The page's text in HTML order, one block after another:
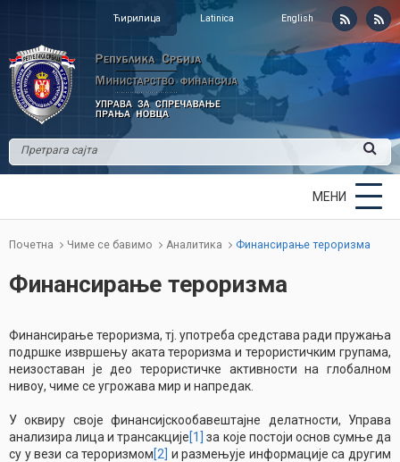
Ћирилица Latinica English
МЕНИ
Почетна Чиме се бавимо Аналитика Финансирање тероризма
Финансирање тероризма
Финансирање тероризма, тј. употреба средстава ради пружања
подршке извршењу аката тероризма и терористичким групама,
неизоставан је део терористичке активности на глобалном
нивоу, чиме се угрожава мир и напредак.
У оквиру своје финансијскообавештајне делатности, Управа
анализира лица и трансакције[1]
за које постоји основ сумње да
су у вези са тероризмом[2] и размењује информације са другим